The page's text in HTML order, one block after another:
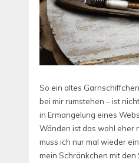
So ein altes
bei mir rumstehen – ist
in Ermangelung eines
Wänden ist das wohl eher
muss ich nur mal wieder
mein Schränkchen mit